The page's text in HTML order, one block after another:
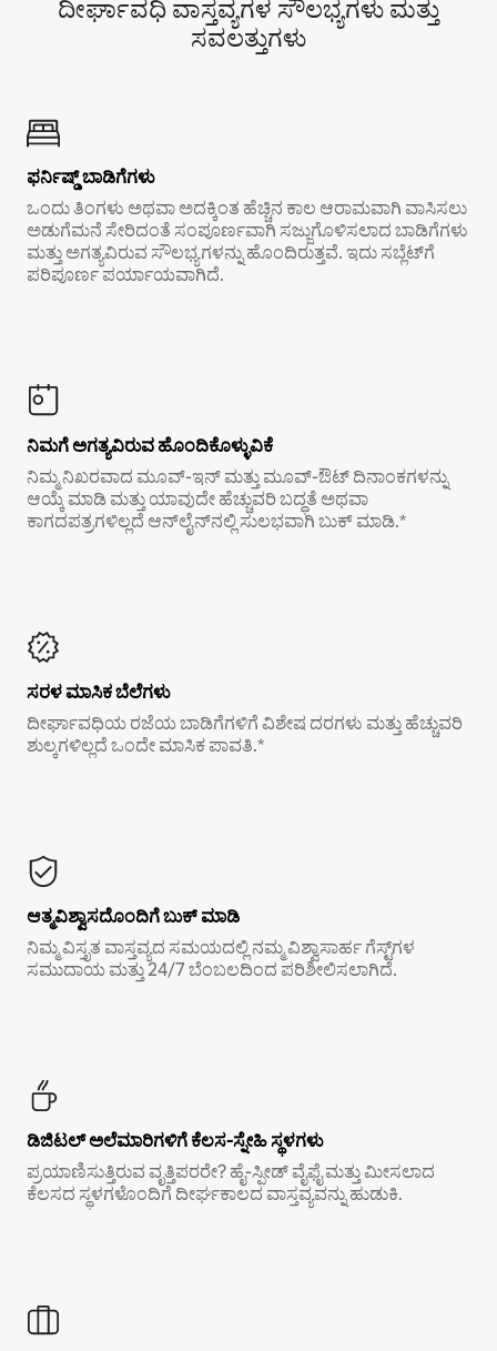
ದೀರ್ಘಾವಧಿ ವಾಸ್ತವ್ಯಗಳ ಸೌಲಭ್ಯಗಳು ಮತ್ತು
ಸವಲತ್ತುಗಳು
ಫರ್ನಿಷ್ಡ್ ಬಾಡಿಗೆಗಳು
ಒಂದು ತಿಂಗಳು ಅಥವಾ ಅದಕ್ಕಿಂತ ಹೆಚ್ಚಿನ ಕಾಲ ಆರಾಮವಾಗಿ ವಾಸಿಸಲು
ಅಡುಗೆಮನೆ ಸೇರಿದಂತೆ ಸಂಪೂರ್ಣವಾಗಿ ಸಜ್ಜುಗೊಳಿಸಲಾದ ಬಾಡಿಗೆಗಳು
ಮತ್ತು ಅಗತ್ಯವಿರುವ ಸೌಲಭ್ಯಗಳನ್ನು ಹೊಂದಿರುತ್ತವೆ. ಇದು ಸಬ್ಲೆಟ್‌ಗೆ
ಪರಿಪೂರ್ಣ ಪರ್ಯಾಯವಾಗಿದೆ.
ನಿಮಗೆ ಅಗತ್ಯವಿರುವ ಹೊಂದಿಕೊಳ್ಳುವಿಕೆ
ನಿಮ್ಮ ನಿಖರವಾದ ಮೂವ್-ಇನ್ ಮತ್ತು ಮೂವ್-ಔಟ್ ದಿನಾಂಕಗಳನ್ನು
ಆಯ್ಕೆ ಮಾಡಿ ಮತ್ತು ಯಾವುದೇ ಹೆಚ್ಚುವರಿ ಬದ್ಧತೆ ಅಥವಾ
ಕಾಗದಪತ್ರಗಳಿಲ್ಲದೆ ಆನ್‌ಲೈನ್‌ನಲ್ಲಿ ಸುಲಭವಾಗಿ ಬುಕ್ ಮಾಡಿ.*
ಸರಳ ಮಾಸಿಕ ಬೆಲೆಗಳು
ದೀರ್ಘಾವಧಿಯ ರಜೆಯ ಬಾಡಿಗೆಗಳಿಗೆ ವಿಶೇಷ ದರಗಳು ಮತ್ತು ಹೆಚ್ಚುವರಿ
ಶುಲ್ಕಗಳಿಲ್ಲದೆ ಒಂದೇ ಮಾಸಿಕ ಪಾವತಿ.*
ಆತ್ಮವಿಶ್ವಾಸದೊಂದಿಗೆ ಬುಕ್ ಮಾಡಿ
ನಿಮ್ಮ ವಿಸ್ತೃತ ವಾಸ್ತವ್ಯದ ಸಮಯದಲ್ಲಿ ನಮ್ಮ ವಿಶ್ವಾಸಾರ್ಹ ಗೆಸ್ಟ್‌ಗಳ
ಸಮುದಾಯ ಮತ್ತು 24/7 ಬೆಂಬಲದಿಂದ ಪರಿಶೀಲಿಸಲಾಗಿದೆ.
ಡಿಜಿಟಲ್ ಅಲೆಮಾರಿಗಳಿಗೆ ಕೆಲಸ-ಸ್ನೇಹಿ ಸ್ಥಳಗಳು
ಪ್ರಯಾಣಿಸುತ್ತಿರುವ ವೃತ್ತಿಪರರೇ? ಹೈ-ಸ್ಪೀಡ್ ವೈಫೈ ಮತ್ತು ಮೀಸಲಾದ
ಕೆಲಸದ ಸ್ಥಳಗಳೊಂದಿಗೆ ದೀರ್ಘಕಾಲದ ವಾಸ್ತವ್ಯವನ್ನು ಹುಡುಕಿ.